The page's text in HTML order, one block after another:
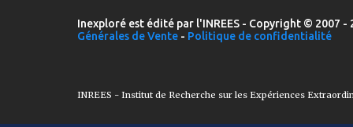
Inexploré est édité par l'INREES - Copyright © 2007
Générales de Vente - Politique de confidentialité
INREES - Institut de Recherche sur les Expériences